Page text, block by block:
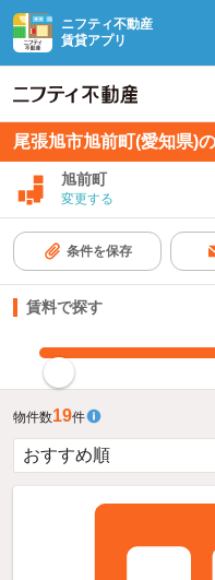
ニフティ不動産
賃貸アプリ
尾張旭市旭前町(愛知県)
旭前町
変更する
条件を保存
賃料で探す
物件数19件